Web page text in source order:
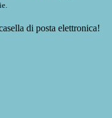
di posta elettronica!